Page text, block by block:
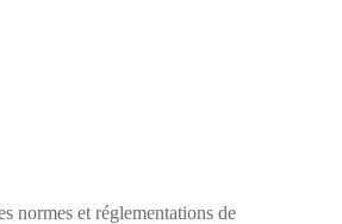
normes et réglementations de